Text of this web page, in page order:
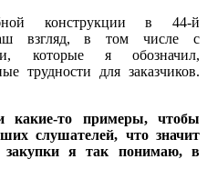
конструкции в 44-й
взгляд, в том числе с
которые я обозначил,
трудности для заказчиков.
какие-то примеры, чтобы
слушателей, что значит
закупки я так понимаю, в